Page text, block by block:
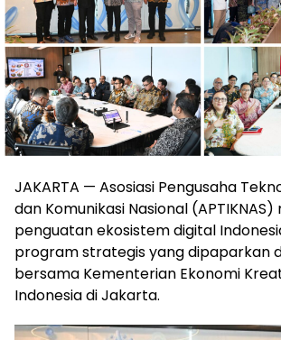
JAKARTA — Asosiasi Pengusaha
dan Komunikasi Nasional
penguatan ekosistem digital
program strategis yang dipaparkan
bersama Kementerian Ekonomi
Indonesia di Jakarta.